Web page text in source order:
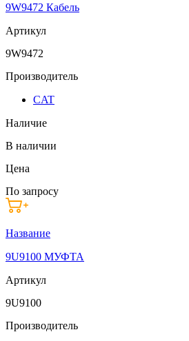
9W9472 Кабель
Артикул
9W9472
Производитель
CAT
Наличие
В наличии
Цена
По запросу
Название
9U9100 МУФТА
Артикул
9U9100
Производитель